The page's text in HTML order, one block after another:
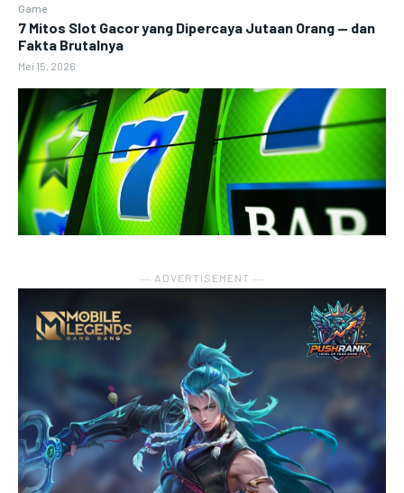
Game
7 Mitos Slot Gacor yang Dipercaya Jutaan Orang — dan
Fakta Brutalnya
Mei 15, 2026
― ADVERTISEMENT ―